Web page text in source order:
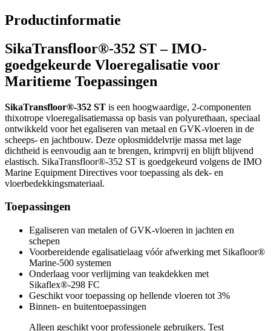
Productinformatie
SikaTransfloor®-352 ST – IMO-
goedgekeurde Vloeregalisatie voor
Maritieme Toepassingen
SikaTransfloor®-352 ST is een hoogwaardige, 2-componenten
thixotrope vloeregalisatiemassa op basis van polyurethaan, speciaal
ontwikkeld voor het egaliseren van metaal en GVK-vloeren in de
scheeps- en jachtbouw. Deze oplosmiddelvrije massa met lage
dichtheid is eenvoudig aan te brengen, krimpvrij en blijft blijvend
elastisch. SikaTransfloor®-352 ST is goedgekeurd volgens de IMO
Marine Equipment Directives voor toepassing als dek- en
vloerbedekkingsmateriaal.
Toepassingen
Egaliseren van metalen of GVK-vloeren in jachten en
schepen
Voorbereidende egalisatielaag vóór afwerking met Sikafloor®
Marine-500 systemen
Onderlaag voor verlijming van teakdekken met
Sikaflex®-298 FC
Geschikt voor toepassing op hellende vloeren tot 3%
Binnen- en buitentoepassingen
Alleen geschikt voor professionele gebruikers. Test